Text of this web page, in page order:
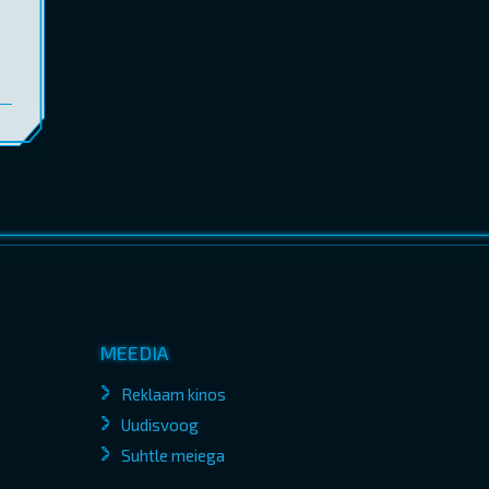
MEEDIA
Reklaam kinos
Uudisvoog
Suhtle meiega